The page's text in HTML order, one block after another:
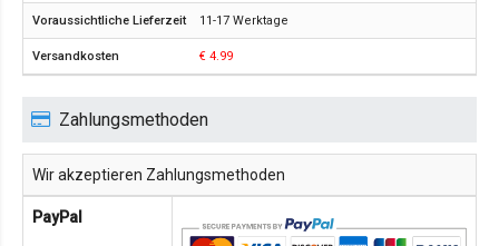
11-17 Werktage
€ 4.99
Zahlungsmethoden
Wir akzeptieren Zahlungsmethoden
PayPal